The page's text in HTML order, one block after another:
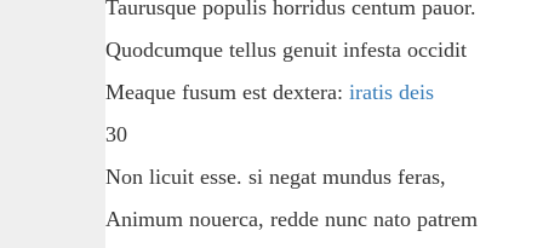
Taurusque populis horridus centum pauor.
Quodcumque tellus genuit infesta occidit
Meaque fusum est dextera: iratis deis
30
Non licuit esse. si negat mundus feras,
Animum nouerca, redde nunc nato patrem